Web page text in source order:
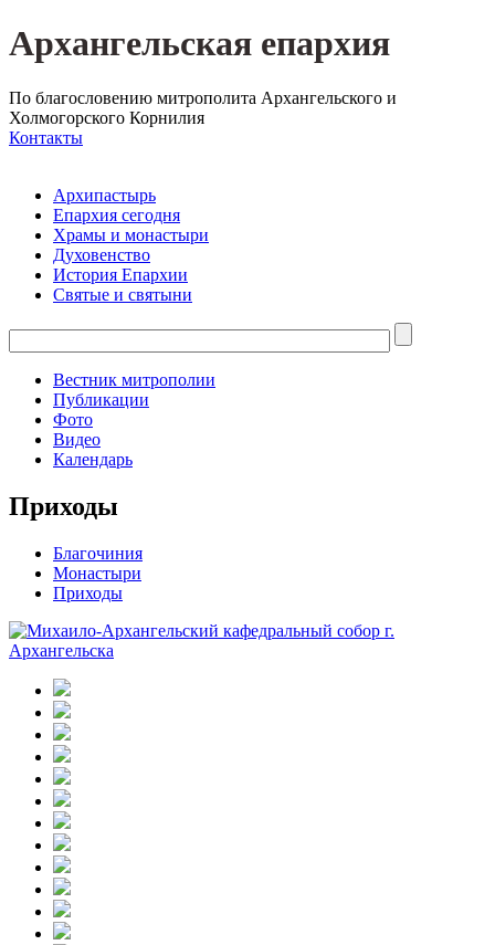
Архангельская епархия
По благословению митрополита Архангельского и
Холмогорского Корнилия
Контакты
Архипастырь
Епархия сегодня
Храмы и монастыри
Духовенство
История Епархии
Святые и святыни
Вестник митрополии
Публикации
Фото
Видео
Календарь
Приходы
Благочиния
Монастыри
Приходы